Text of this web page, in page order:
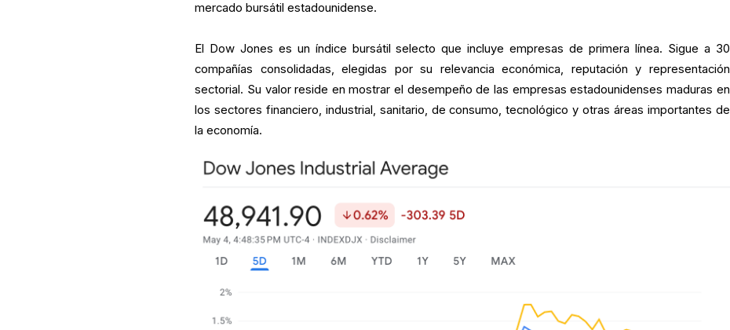
mercado bursátil estadounidense.
El Dow Jones es un índice bursátil selecto que incluye empresas de primera línea. Sigue a 30
compañías consolidadas, elegidas por su relevancia económica, reputación y representación
sectorial. Su valor reside en mostrar el desempeño de las empresas estadounidenses maduras en
los sectores financiero, industrial, sanitario, de consumo, tecnológico y otras áreas importantes de
la economía.